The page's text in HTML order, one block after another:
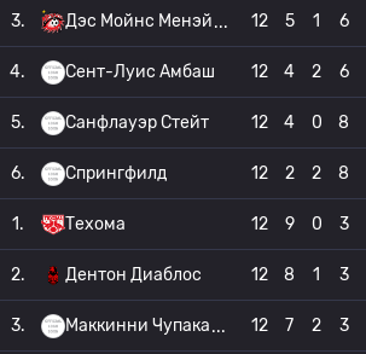
3. Дэс Мойнс Менэй 12 5 1 6
4. Сент-Луис Амбаш 12 4 2 6
5. Санфлауэр Стейт 12 4 0 8
6. Спрингфилд 12 2 2 8
1. Техома 12 9 0 3
2. Дентон Диаблос 12 8 1 3
3. Маккинни Чупака 12 7 2 3